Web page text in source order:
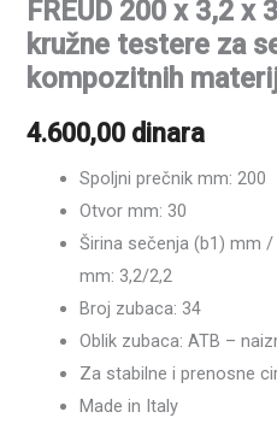
FREUD 200 x 3,2 x
kružne testere za
kompozitnih
4.600,00 dinara
Spoljni prečnik mm: 200
Otvor mm: 30
Širina sečenja (b1) mm
mm: 3,2/2,2
Broj zubaca: 34
Oblik zubaca: ATB –
Za stabilne i prenosne
Made in Italy
x
30mm
list
testere
kompozitnih
materijala